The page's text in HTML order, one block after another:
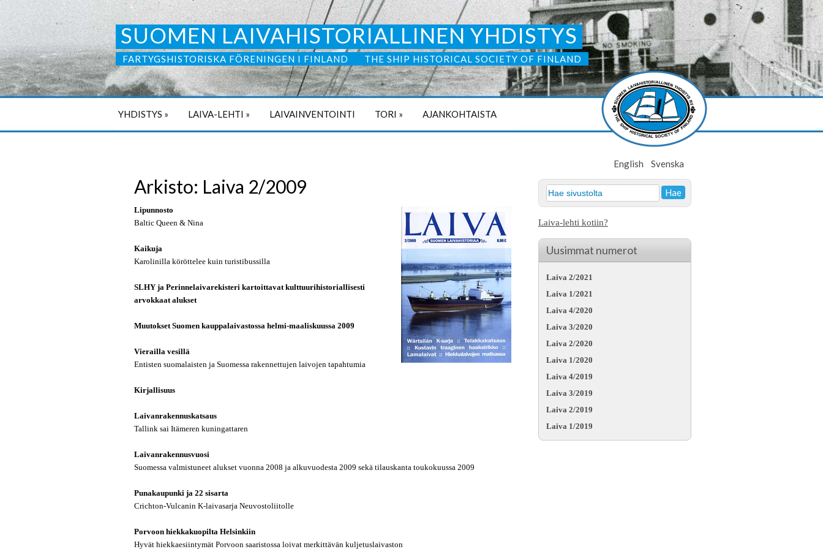
SUOMEN LAIVAHISTORIALLINEN YHDISTYS
FARTYGSHISTORISKA FÖRENINGEN I FINLAND THE SHIP HISTORICAL SOCIETY OF FINLAND
YHDISTYS » LAIVA-LEHTI » LAIVAINVENTOINTI TORI » AJANKOHTAISTA
Arkisto: Laiva 2/2009
Lipunnosto
Baltic Queen & Nina
Kaikuja
Karolinilla köröttelee kuin turistibussilla
SLHY ja Perinnelaivarekisteri kartoittavat kulttuurihistoriallisesti
arvokkaat alukset
Muutokset Suomen kauppalaivastossa helmi-maaliskuussa 2009
Vierailla vesillä
Entisten suomalaisten ja Suomessa rakennettujen laivojen tapahtumia
Kirjallisuus
Laivanrakennuskatsaus
Tallink sai Itämeren kuningattaren
Laivanrakennusvuosi
Suomessa valmistuneet alukset vuonna 2008 ja alkuvuodesta 2009 sekä tilauskanta toukokuussa 2009
Punakaupunki ja 22 sisarta
Crichton-Vulcanin K-laivasarja Neuvostoliitolle
Porvoon hiekkakuopilta Helsinkiin
Hyvät hiekkaesiintymät Porvoon saaristossa loivat merkittävän kuljetuslaivaston
Svenska
English
Laiva-lehti kotiin?
Uusimmat numerot
Laiva 2/2021
Laiva 1/2021
Laiva 4/2020
Laiva 3/2020
Laiva 2/2020
Laiva 1/2020
Laiva 4/2019
Laiva 3/2019
Laiva 2/2019
Laiva 1/2019